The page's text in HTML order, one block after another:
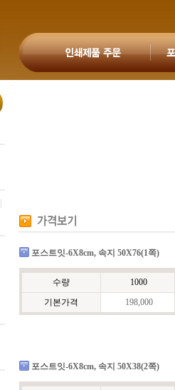
포스트잇-6X8cm, 속지 50X76(1쪽)
수량 1000
기본가격
198,000
포스트잇-6X8cm, 속지 50X38(2쪽)